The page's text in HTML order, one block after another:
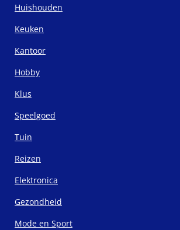
Huishouden
Keuken
Kantoor
Hobby
Klus
Speelgoed
Tuin
Reizen
Elektronica
Gezondheid
Mode en Sport